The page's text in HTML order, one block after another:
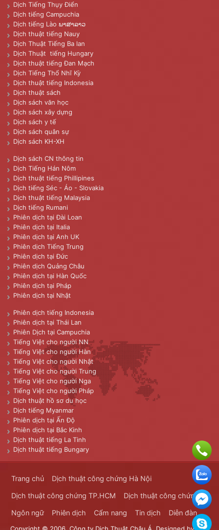
Dịch Tiếng Thụy Điển
Dịch tiếng Campuchia
Dịch tiếng Lào ພາສາລາວ
Dịch thuật tiếng Nauy
Dịch Thuật Tiếng Ba lan
Dịch Thuật tiếng Hungary
Dịch thuật tiếng Đan Mạch
Dịch Tiếng Thổ Nhĩ Kỳ
Dịch thuật tiếng Indonesia
Dịch thuật sách
Dịch sách văn học
Dịch sách xây dựng
Dịch sách y tế
Dịch sách quân sự
Dịch sách KH-XH
Dịch sách CN thông tin
Dịch Tiếng Hán Nôm
Dịch thuật tiếng Phillipines
Dịch tiếng Séc - Áo - Slovakia
Dịch thuật tiếng Malaysia
Dịch tiếng Rumani
Phiên dịch tại Đài Loan
Phiên dịch tại Italia
Phiên dịch tại Anh UK
Phiên dịch Tiếng Trung
Phiên dịch tại Đức
Phiên dịch Quảng Châu
Phiên dịch tại Hàn Quốc
Phiên dịch tại Pháp
Phiên dịch tại Nhật
Phiên dịch tiếng Indonesia
Phiên dịch tại Thái Lan
Phiên Dịch tại Campuchia
Tiếng Việt cho người NN
Tiếng Việt cho người Hàn
Tiếng Việt cho người Nhật
Tiếng Việt cho người Trung
Tiếng Việt cho người Nga
Tiếng Việt cho người Pháp
Dịch thuật hồ sơ du học
Dịch tiếng Myanmar
Phiên dịch tại Ấn Độ
Phiên dịch tại Bắc Kinh
Dịch thuật tiếng La Tinh
Dịch thuật tiếng Bungary
Trang chủ Dịch thuật công chứng Hà Nội
Dịch thuật công chứng TP.HCM Dịch thuật công chứng
Ngôn ngữ Phiên dịch Cẩm nang Tin dịch Diễn đàn